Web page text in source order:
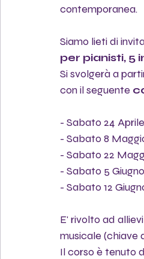
contemporanea.
Siamo lieti di
per pianisti, 5
Si svolgerà a
con il seguente
- Sabato 24
- Sabato 8
- Sabato 22
- Sabato 5
- Sabato 12
E' rivolto ad
musicale (chiave
Il corso è tenuto